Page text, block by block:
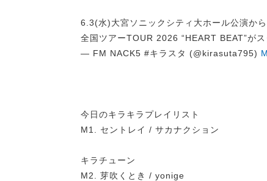
6.3(水)大宮ソニックシティ大ホール公演から
全国ツアーTOUR 2026 “HEART BEAT”がス
— FM NACK5 #キラスタ (@kirasuta795)
今日のキラキラプレイリスト
M1. セントレイ / サカナクション
キラチューン
M2. 芽吹くとき / yonige